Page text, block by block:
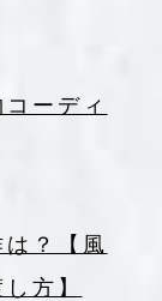
ーディ
？【風
方】